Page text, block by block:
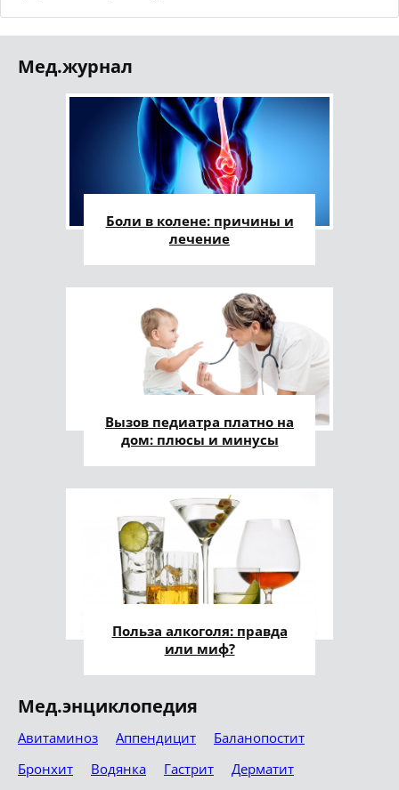
Мед.журнал
Боли в колене: причины и
лечение
Вызов педиатра платно на
дом: плюсы и минусы
Польза алкоголя: правда
или миф?
Мед.энциклопедия
Авитаминоз Аппендицит
Баланопостит
Бронхит
Водянка Гастрит
Дерматит